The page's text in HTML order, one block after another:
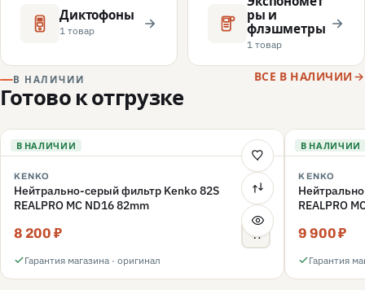
Диктофоны
1 товар
ры и
флэшметры
1 товар
В НАЛИЧИИ
Готово к отгрузке
ВСЕ В НАЛИЧИИ
В НАЛИЧИИ
KENKO
Нейтрально-серый фильтр Kenko 82S
REALPRO MC ND16 82mm
8 200 ₽
Гарантия магазина · оригинал
В НАЛИЧИИ
KENKO
REALPRO
9 900 ₽
Гарантия